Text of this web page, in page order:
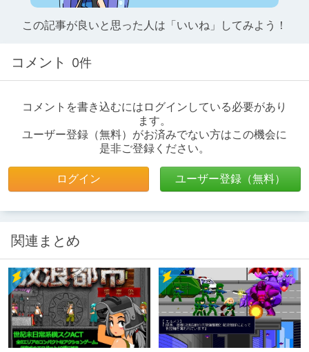
この記事が良いと思った人は「いいね」してみよう！
コメント 0件
コメントを書き込むにはログインしている必要があり
ます。
ユーザー登録（無料）がお済みでない方はこの機会に
是非ご登録ください。
ログイン ユーザー登録（無料）
関連まとめ